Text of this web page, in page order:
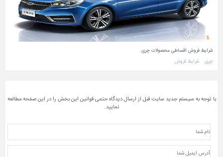
شرایط فروش اقساطی محصولات چری
چری
شرایط فروش
با توجه به سیستم جدید سایت قبل از ارسال دیدگاه حتمی قوانین این بخش را در این صفحه مطالعه
نمایید.